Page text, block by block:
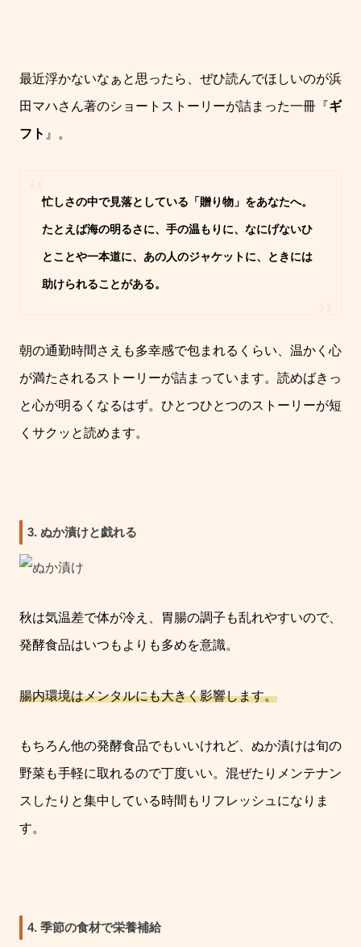
最近浮かないなぁと思ったら、ぜひ読んでほしいのが浜
田マハさん著のショートストーリーが詰まった一冊『ギ
フト 』。
忙しさの中で見落としている「贈り物」をあなたへ。
たとえば海の明るさに、手の温もりに、なにげないひ
とことや一本道に、あの人のジャケットに、ときには
助けられることがある。
朝の通勤時間さえも多幸感で包まれるくらい、温かく心
が満たされるストーリーが詰まっています。読めばきっ
と心が明るくなるはず。ひとつひとつのストーリーが短
くサクッと読めます。
3. ぬか漬けと戯れる
秋は気温差で体が冷え、胃腸の調子も乱れやすいので、
発酵食品はいつもよりも多めを意識。
腸内環境はメンタルにも大きく影響します。
もちろん他の発酵食品でもいいけれど、ぬか漬けは旬の
野菜も手軽に取れるので丁度いい。 混ぜたりメンテナン
スしたりと集中している時間もリフレッシュになりま
す。
4. 季節の食材で栄養補給